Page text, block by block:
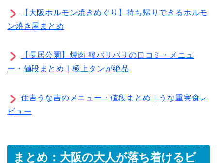
【大阪ホルモン焼きめぐり】持ち帰りできるホルモ
ン焼き屋まとめ
【長居公園】焼肉 韓バリバリの口コミ・メニュ
ー・値段まとめ｜極上タンが絶品
住吉うな吉のメニュー・値段まとめ｜うな重実食レ
ビュー
まとめ：大阪の大人が落ち着けるビ